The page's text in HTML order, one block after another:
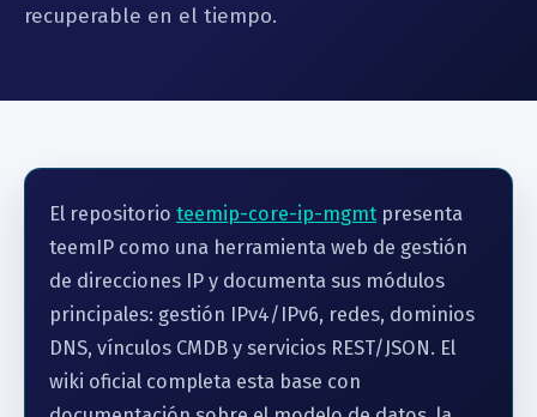
recuperable en el tiempo.
El repositorio teemip-core-ip-mgmt presenta
teemIP como una herramienta web de gestión
de direcciones IP y documenta sus módulos
principales: gestión IPv4/IPv6, redes, dominios
DNS, vínculos CMDB y servicios REST/JSON. El
wiki oficial completa esta base con